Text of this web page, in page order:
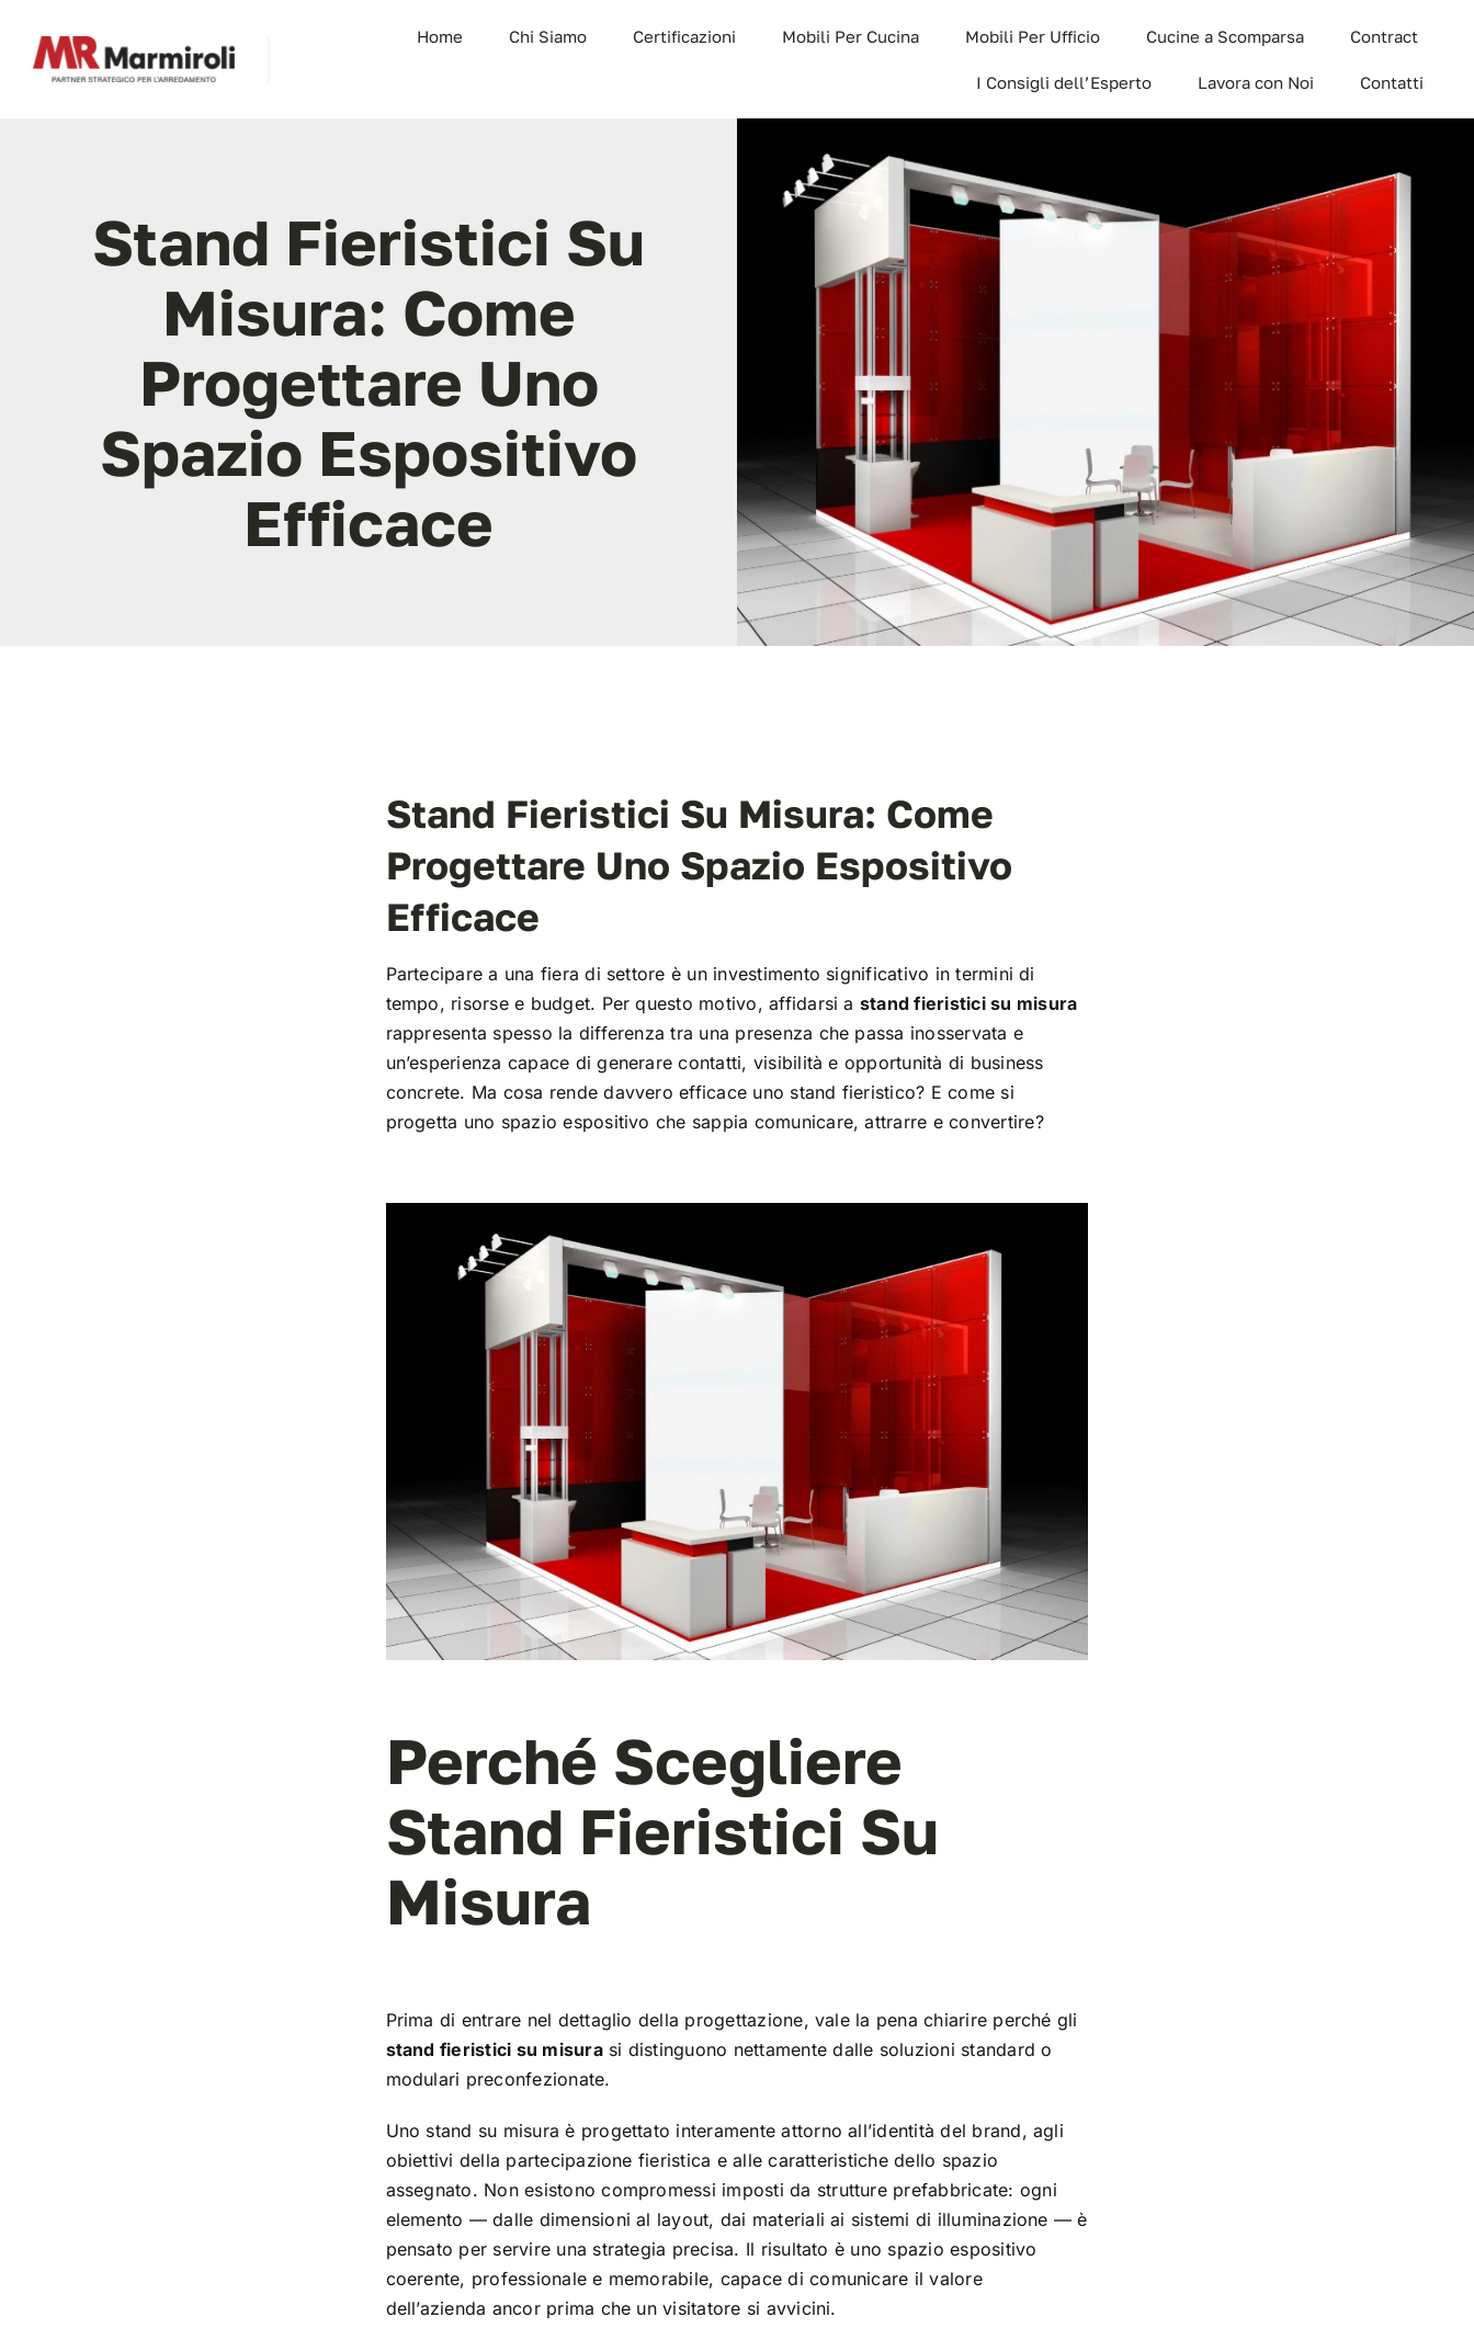
contenuto
Home Chi Siamo Certificazioni Mobili Per Cucina Mobili Per Ufficio Cucine a Scomparsa Contract
I Consigli dell’Esperto Lavora con Noi Contatti
Stand Fieristici Su
Misura: Come
Progettare Uno
Spazio Espositivo
Efficace
Stand Fieristici Su Misura: Come
Progettare Uno Spazio Espositivo
Efficace
Partecipare a una fiera di settore è un investimento significativo in termini di
tempo, risorse e budget. Per questo motivo, affidarsi a stand fieristici su misura
rappresenta spesso la differenza tra una presenza che passa inosservata e
un’esperienza capace di generare contatti, visibilità e opportunità di business
concrete. Ma cosa rende davvero efficace uno stand fieristico? E come si
progetta uno spazio espositivo che sappia comunicare, attrarre e convertire?
Perché Scegliere
Stand Fieristici Su
Misura
Prima di entrare nel dettaglio della progettazione, vale la pena chiarire perché gli
stand fieristici su misurasi distinguono nettamente dalle soluzioni standard o
modulari preconfezionate.
Uno stand su misura è progettato interamente attorno all’identità del brand, agli
obiettivi della partecipazione fieristica e alle caratteristiche dello spazio
assegnato. Non esistono compromessi imposti da strutture prefabbricate: ogni
elemento — dalle dimensioni al layout, dai materiali ai sistemi di illuminazione — è
pensato per servire una strategia precisa. Il risultato è uno spazio espositivo
coerente, professionale e memorabile, capace di comunicare il valore
dell’azienda ancor prima che un visitatore si avvicini.